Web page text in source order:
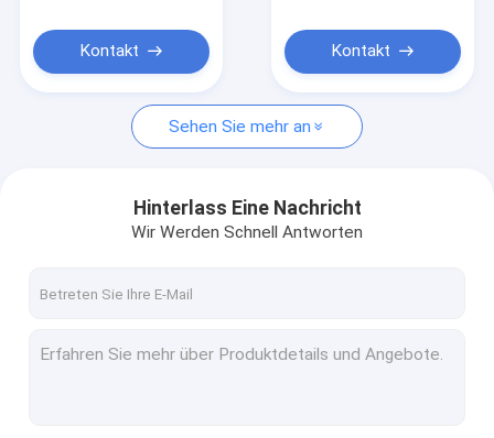
Neuigkeiten
Bitte um ein Angebot
Modul 4G LTE
5G LTE-Modul
Kontakt Kontakt
Sehen Sie mehr an
Hinterlass Eine Nachricht
Wir Werden Schnell Antworten